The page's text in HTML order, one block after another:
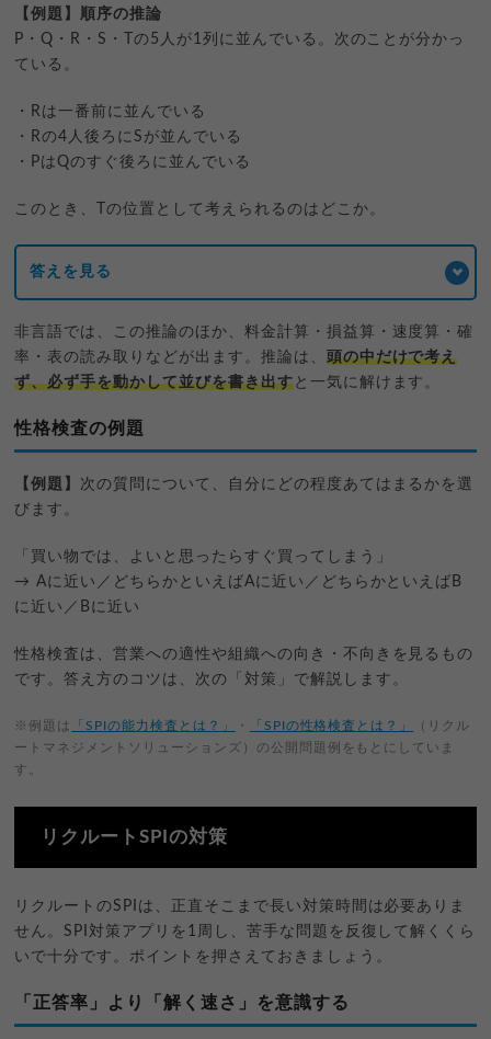
【例題】順序の推論
P・Q・R・S・Tの5人が1列に並んでいる。次のことが分かっ
ている。
・Rは一番前に並んでいる
・Rの4人後ろにSが並んでいる
・PはQのすぐ後ろに並んでいる
このとき、Tの位置として考えられるのはどこか。
答えを見る
非言語では、この推論のほか、料金計算・損益算・速度算・確
率・表の読み取りなどが出ます。推論は、 頭の中だけで考え
ず、必ず手を動かして並びを書き出すと一気に解けます。
性格検査の例題
【例題】 次の質問について、自分にどの程度あてはまるかを選
びます。
「買い物では、よいと思ったらすぐ買ってしまう」
→ Aに近い／どちらかといえばAに近い／どちらかといえばB
に近い／Bに近い
性格検査は、営業への適性や組織への向き・不向きを見るもの
です。答え方のコツは、次の「対策」で解説します。
※例題は 「SPIの能力検査とは？」 ・ 「SPIの性格検査とは？」
（リクル
ートマネジメントソリューションズ）の公開問題例をもとにしていま
す。
リクルートSPIの対策
リクルートのSPIは、正直そこまで長い対策時間は必要ありま
せん。SPI対策アプリを1周し、苦手な問題を反復して解くくら
いで十分です。ポイントを押さえておきましょう。
「正答率」より「解く速さ」を意識する